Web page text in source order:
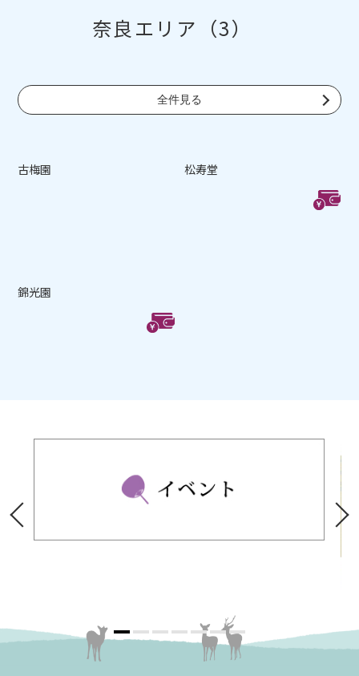
奈良エリア（3）
全件見る
古梅園 松寿堂
錦光園